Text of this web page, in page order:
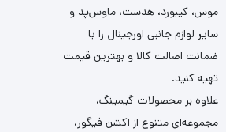
موس، کیبورد، هدست، ماوس‌پد و
سایر لوازم جانبی اورجینال را با
ضمانت اصالت کالا و بهترین قیمت
تهیه کنید.
علاوه بر محصولات گیمینگ،
مجموعه‌ای متنوع از اکشن فیگور،